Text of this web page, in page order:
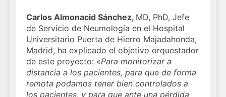
Carlos Almonacid Sánchez, MD, PhD, Jefe
de Servicio de Neumología en el Hospital
Universitario Puerta de Hierro Majadahonda,
Madrid, ha explicado el objetivo orquestador
de este proyecto: «Para monitorizar a
distancia a los pacientes, para que de forma
remota podamos tener bien controlados a
los pacientes, y para que ante una pérdida